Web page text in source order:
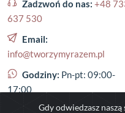
Zadzwoń do nas: +48
637 530
Email:
info@tworzymyrazem.pl
Godziny: Pn-pt: 09:00-
17:00
Gdy odwiedzasz